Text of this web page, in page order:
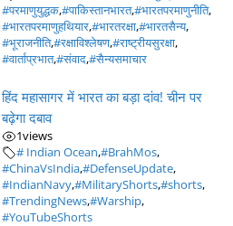
#परमाणुयुद्धक,#पाकिस्तानभारत,#भारतपरमाणुनीति,
#भारतपरमाणुहथियार,#भारतरक्षा,#भारतसैन्य,
#भूराजनीति,#रक्षाविश्लेषण,#राष्ट्रीयसुरक्षा,
#वार्ताप्रभात,#संवाद,#सैन्यसमाचार
हिंद महासागर में भारत का बड़ा दांव! चीन पर
बढ़ेगा दबाव
1views
# Indian Ocean,#BrahMos,
#ChinaVsIndia,#DefenseUpdate,
#IndianNavy,#MilitaryShorts,#shorts,
#TrendingNews,#Warship,
#YouTubeShorts